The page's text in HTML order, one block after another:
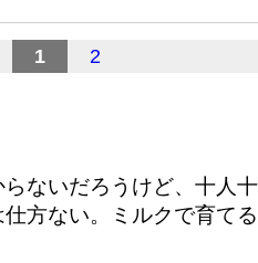
1 2
ないだろうけど、十人
方ない。ミルクで育て